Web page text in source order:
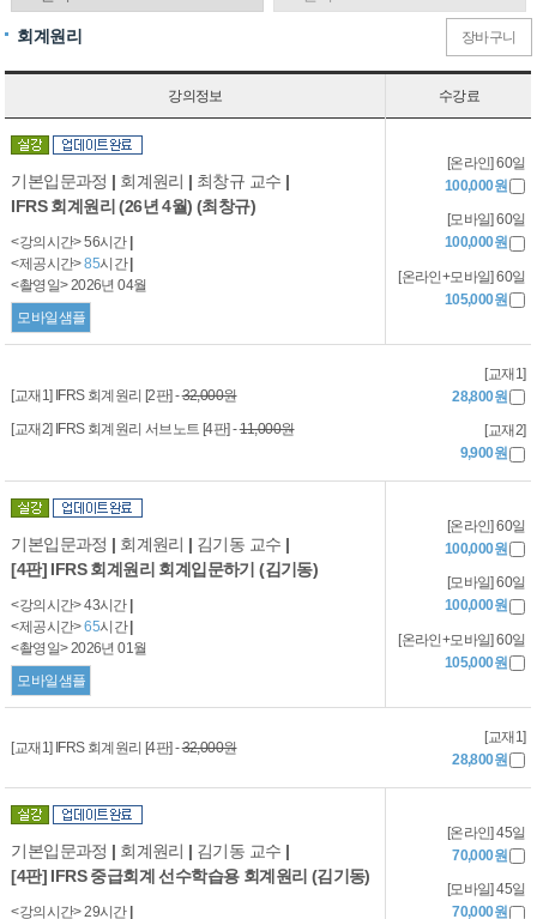
회계원리 장바구니
강의정보 수강료
기본입문과정 | 회계원리 | 최창규 교수 |
IFRS 회계원리 (26년 4월) (최창규)
<강의시간> 56시간
<제공시간>85시간
<촬영일> 2026년 04월
모바일샘플
[온라인] 60일
100,000원
[모바일] 60일
100,000원
[온라인+모바일] 60일
105,000원
[교재1] IFRS 회계원리 [2판] -32,000원
[교재2] IFRS 회계원리 서브노트 [4판] -11,000원
[교재1]
28,800원
[교재2]
9,900원
기본입문과정 | 회계원리 | 김기동 교수 |
[4판] IFRS 회계원리 회계입문하기 (김기동)
<강의시간> 43시간
<제공시간>65시간
<촬영일> 2026년 01월
모바일샘플
[온라인] 60일
100,000원
[모바일] 60일
100,000원
[온라인+모바일] 60일
105,000원
[교재1] IFRS 회계원리 [4판] -32,000원
[교재1]
28,800원
기본입문과정 | 회계원리 | 김기동 교수 |
[4판] IFRS 중급회계 선수학습용 회계원리 (김기동)
<강의시간> 29시간
[온라인] 45일
70,000원
[모바일] 45일
70,000원